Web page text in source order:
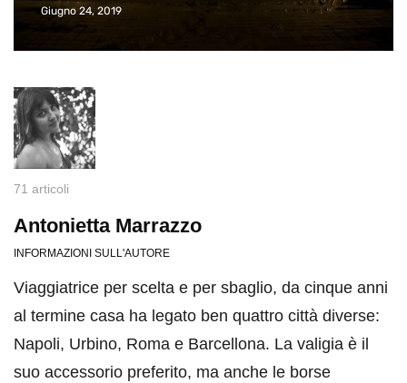
Giugno 24, 2019
71 articoli
Antonietta Marrazzo
INFORMAZIONI SULL'AUTORE
Viaggiatrice per scelta e per sbaglio, da cinque anni
al termine casa ha legato ben quattro città diverse:
Napoli, Urbino, Roma e Barcellona. La valigia è il
suo accessorio preferito, ma anche le borse